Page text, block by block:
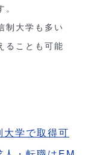
制大学も多い
ることも可能
学で取得可